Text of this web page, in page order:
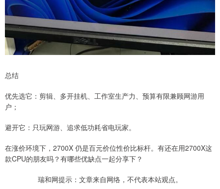
总结
优先选它：剪辑、多开挂机、工作室生产力、预算有限兼顾网游用
户；
避开它：只玩网游、追求低功耗省电玩家。
在涨价环境下，2700X 仍是百元价位性价比标杆。有还在用2700X这
款CPU的朋友吗？有哪些优缺点一起分享下？
瑞和网提示：文章来自网络，不代表本站观点。